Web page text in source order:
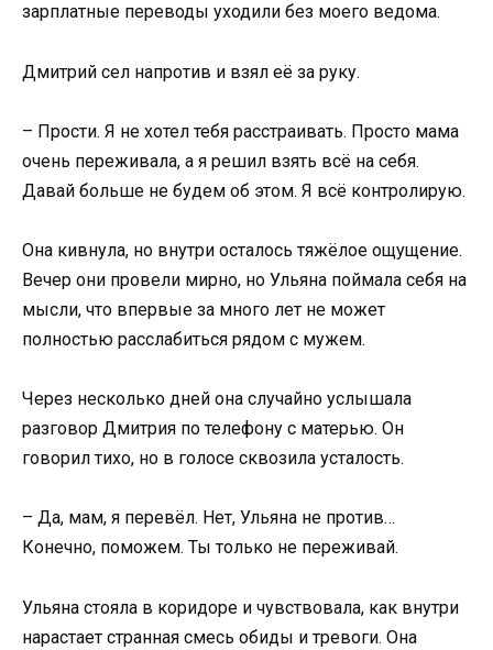
зарплатные переводы уходили без моего ведома.
Дмитрий сел напротив и взял её за руку.
– Прости. Я не хотел тебя расстраивать. Просто мама
очень переживала, а я решил взять всё на себя.
Давай больше не будем об этом. Я всё контролирую.
Она кивнула, но внутри осталось тяжёлое ощущение.
Вечер они провели мирно, но Ульяна поймала себя на
мысли, что впервые за много лет не может
полностью расслабиться рядом с мужем.
Через несколько дней она случайно услышала
разговор Дмитрия по телефону с матерью. Он
говорил тихо, но в голосе сквозила усталость.
– Да, мам, я перевёл. Нет, Ульяна не против…
Конечно, поможем. Ты только не переживай.
Ульяна стояла в коридоре и чувствовала, как внутри
нарастает странная смесь обиды и тревоги. Она